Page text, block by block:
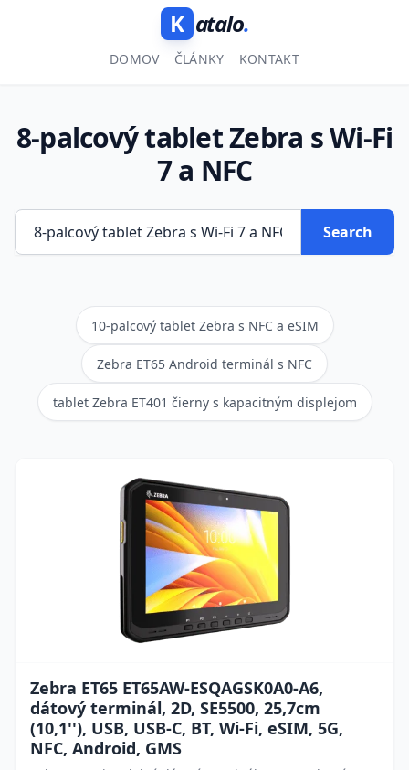
K atalo.
DOMOV ČLÁNKY KONTAKT
8-palcový tablet Zebra s Wi-Fi
7 a NFC
Search
10-palcový tablet Zebra s NFC a eSIM
Zebra ET65 Android terminál s NFC
tablet Zebra ET401 čierny s kapacitným displejom
Zebra ET65 ET65AW-ESQAGSK0A0-A6,
dátový terminál, 2D, SE5500, 25,7cm
(10,1''), USB, USB-C, BT, Wi-Fi, eSIM, 5G,
NFC, Android, GMS